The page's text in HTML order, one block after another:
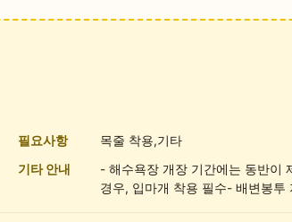
필요사항
목줄 착용,기타
기타 안내
- 해수욕장 개장 기간에는 동반이
경우, 입마개 착용 필수- 배변봉투